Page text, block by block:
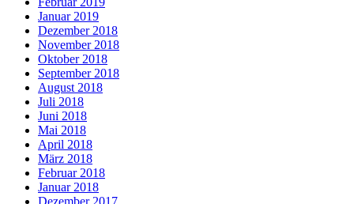
Januar 2019
Dezember 2018
November 2018
Oktober 2018
September 2018
August 2018
Juli 2018
Juni 2018
Mai 2018
April 2018
März 2018
Februar 2018
Januar 2018
Dezember 2017